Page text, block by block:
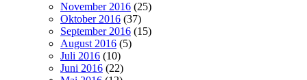
November 2016 (25)
Oktober 2016 (37)
September 2016 (15)
August 2016 (5)
Juli 2016 (10)
Juni 2016 (22)